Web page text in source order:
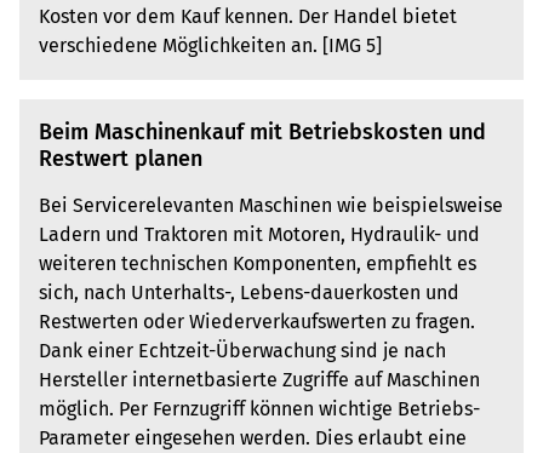
Kosten vor dem Kauf kennen. Der Handel bietet
verschiedene Möglichkeiten an. [IMG 5]
Beim Maschinenkauf mit Betriebskosten und
Restwert planen
Bei Servicerelevanten Maschinen wie beispielsweise
Ladern und Traktoren mit Motoren, Hydraulik- und
weiteren technischen Komponenten, empfiehlt es
sich, nach Unterhalts-, Lebens-dauerkosten und
Restwerten oder Wiederverkaufswerten zu fragen.
Dank einer Echtzeit-Überwachung sind je nach
Hersteller internetbasierte Zugriffe auf Maschinen
möglich. Per Fernzugriff können wichtige Betriebs-
Parameter eingesehen werden. Dies erlaubt eine